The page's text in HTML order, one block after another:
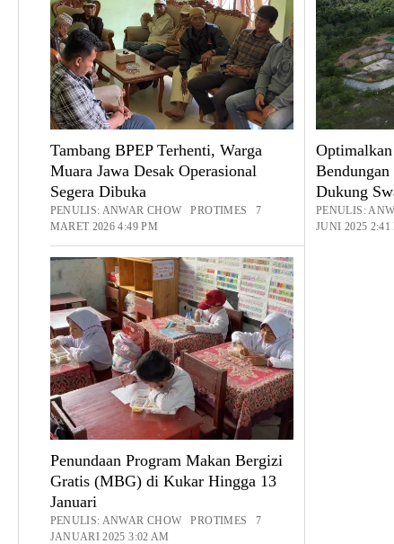
Tambang BPEP Terhenti, Warga
Muara Jawa Desak Operasional
Segera Dibuka
PENULIS: ANWAR CHOW PROTIMES 7
MARET 2026 4:49 PM
Dukung
PENULIS:
JUNI 2025 2:41
Penundaan Program Makan Bergizi
Gratis (MBG) di Kukar Hingga 13
Januari
PENULIS: ANWAR CHOW PROTIMES 7
JANUARI 2025 3:02 AM